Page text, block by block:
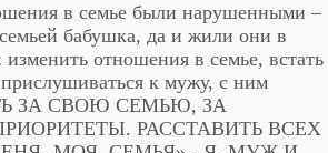
в семье были нарушенными –
бабушка, да и жили они в
отношения в семье, встать
прислушиваться к мужу, с ним
ЗА СВОЮ СЕМЬЮ, ЗА
РАССТАВИТЬ ВСЕХ